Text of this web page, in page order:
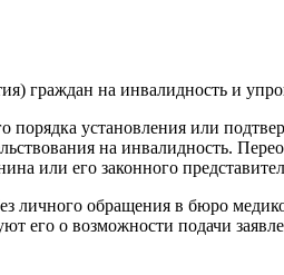
граждан на инвалидность и
порядка установления или
на инвалидность.
или его законного
личного обращения в бюро
о возможности подачи